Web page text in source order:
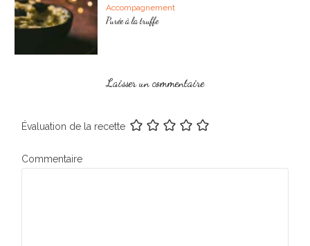
Accompagnement
Purée à la truffe
Laisser un commentaire
Évaluation de la recette
Commentaire